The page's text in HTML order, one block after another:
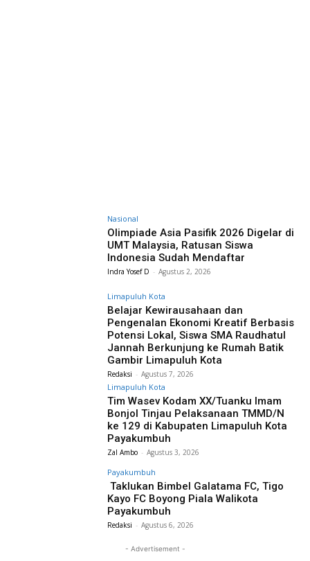
Nasional
Olimpiade Asia Pasifik 2026 Digelar di
UMT Malaysia, Ratusan Siswa
Indonesia Sudah Mendaftar
Indra Yosef D - Agustus 2, 2026
Limapuluh Kota
Belajar Kewirausahaan dan
Pengenalan Ekonomi Kreatif Berbasis
Potensi Lokal, Siswa SMA Raudhatul
Jannah Berkunjung ke Rumah Batik
Gambir Limapuluh Kota
Redaksi - Agustus 7, 2026
Limapuluh Kota
Tim Wasev Kodam XX/Tuanku Imam
Bonjol Tinjau Pelaksanaan TMMD/N
ke 129 di Kabupaten Limapuluh Kota
Payakumbuh
Zal Ambo - Agustus 3, 2026
Payakumbuh
Taklukan Bimbel Galatama FC, Tigo
Kayo FC Boyong Piala Walikota
Payakumbuh
Redaksi - Agustus 6, 2026
- Advertisement -